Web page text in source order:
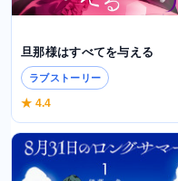
旦那様はすべてを与える
ラブストーリー
★ 4.4